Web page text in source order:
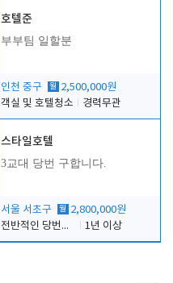
호텔준
부부팀 일할분
인천 중구 월 2,500,000원
객실 및 호텔청소
경력무관
스타일호텔
3교대 당번 구합니다.
서울 서초구 월 2,800,000원
전반적인 당번업무
1년 이상